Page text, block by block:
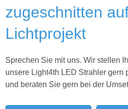
zugeschnitten
Lichtprojekt
Sprechen Sie mit uns. Wir stellen
unsere Light4th LED Strahler gern
und beraten Sie gern bei der